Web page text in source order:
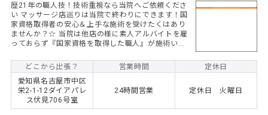
歴21年の職人技！技術重視なら当院へご依頼くださ
い マッサージ店巡りは当院で終わりにできます！国
家資格取得者の安心＆上手な施術を受けたくはあり
ませんか？☆ 当院は他店の様に素人アルバイトを雇
っておらず『国家資格を取得した職人』が施術いた
流の技術を体験したいのなら当院へ。当院はご自
宅、ホテル、オフィスへの出張治療院です、指の圧
力を駆使した柔理学式マッサージ技術で体の固さを
とりのぞきます。 肩こり、腰痛、慢性的な疲れ、頭
痛、手足のシビレ、不眠症に悩まされていません
か？そんなときはぜひ当院へご依頼ください。 24時
どこから出張？ 営業時間
定休日
愛知県名古屋市中区
栄2-1-12ダイアパレ
ス伏見706号室
24時間営業 定休日 火曜日